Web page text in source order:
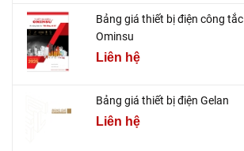
Bảng giá thiết bị điện công
Ominsu
Liên hệ
Bảng giá thiết bị điện Gelan
Liên hệ